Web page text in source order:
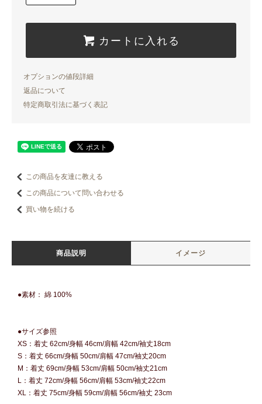
カートに入れる
オプションの値段詳細
返品について
特定商取引法に基づく表記
この商品を友達に教える
この商品について問い合わせる
買い物を続ける
商品説明 イメージ
●素材： 綿 100%
●サイズ参照
XS：着丈 62cm/身幅 46cm/肩幅 42cm/袖丈18cm
S：着丈 66cm/身幅 50cm/肩幅 47cm/袖丈20cm
M：着丈 69cm/身幅 53cm/肩幅 50cm/袖丈21cm
L：着丈 72cm/身幅 56cm/肩幅 53cm/袖丈22cm
XL：着丈 75cm/身幅 59cm/肩幅 56cm/袖丈 23cm